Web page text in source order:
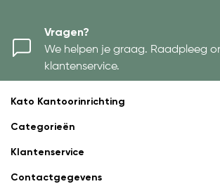
Vragen?
We helpen je graag. Raadpleeg
klantenservice.
Kato Kantoorinrichting
Categorieën
Klantenservice
Contactgegevens